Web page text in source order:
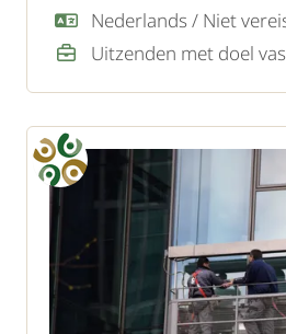
Uitzenden met doel